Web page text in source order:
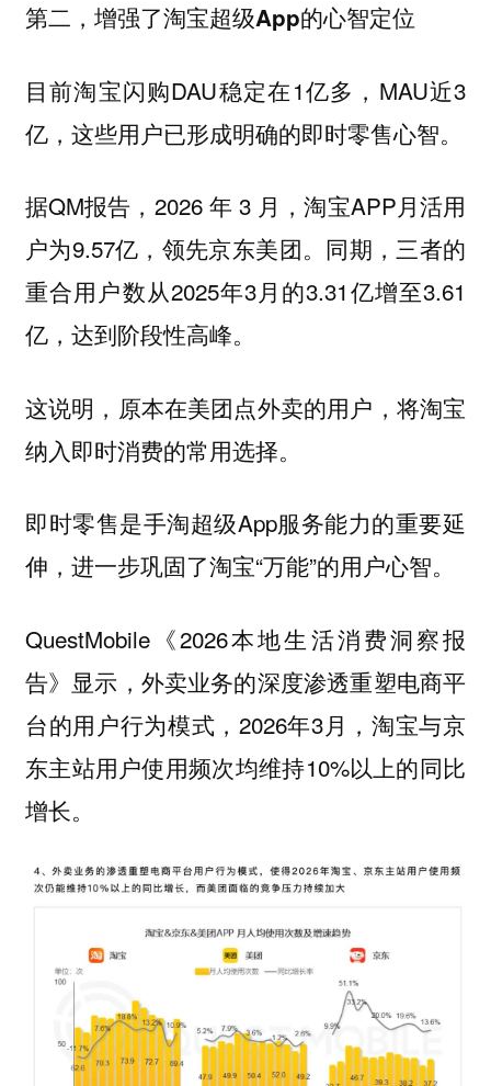
第二，增强了淘宝超级App的心智定位
目前淘宝闪购DAU稳定在1亿多，MAU近3
亿，这些用户已形成明确的即时零售心智。
据QM报告，2026 年 3 月，淘宝APP月活用
户为9.57亿，领先京东美团。同期，三者的
重合用户数从2025年3月的3.31亿增至3.61
亿，达到阶段性高峰。
这说明，原本在美团点外卖的用户，将淘宝
纳入即时消费的常用选择。
即时零售是手淘超级App服务能力的重要延
伸，进一步巩固了淘宝“万能”的用户心智。
QuestMobile《2026本地生活消费洞察报
告》显示，外卖业务的深度渗透重塑电商平
台的用户行为模式，2026年3月，淘宝与京
东主站用户使用频次均维持10%以上的同比
增长。